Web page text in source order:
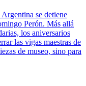
se detiene
Perón. Más allá
los aniversarios
las vigas maestras de
de museo, sino para